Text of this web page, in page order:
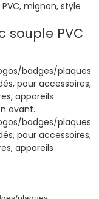
souple PVC